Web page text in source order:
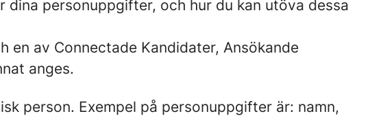
personuppgifter, och hur du kan utöva dessa
en av Connectade Kandidater, Ansökande
anges.
person. Exempel på personuppgifter är: namn,